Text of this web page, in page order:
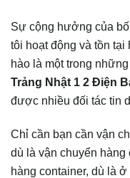
Sự cộng hưởng của
tôi hoạt động và tồn
hào là một trong những
Trảng Nhật 1 2 Điện
được nhiều đối tác tin
Chỉ cần bạn cần vận
dù là vận chuyển
hàng container, dù là